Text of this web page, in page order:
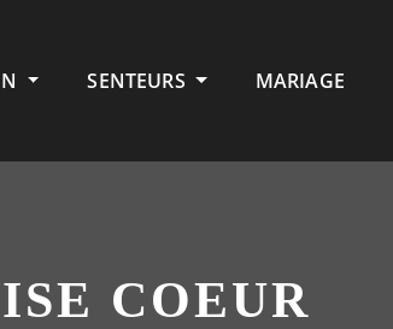
SENTEURS MARIAGE
COEUR